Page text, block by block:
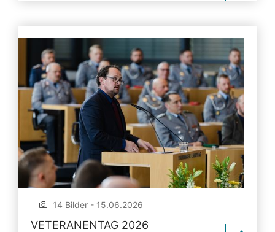
14 Bilder - 15.06.2026
VETERANENTAG 2026